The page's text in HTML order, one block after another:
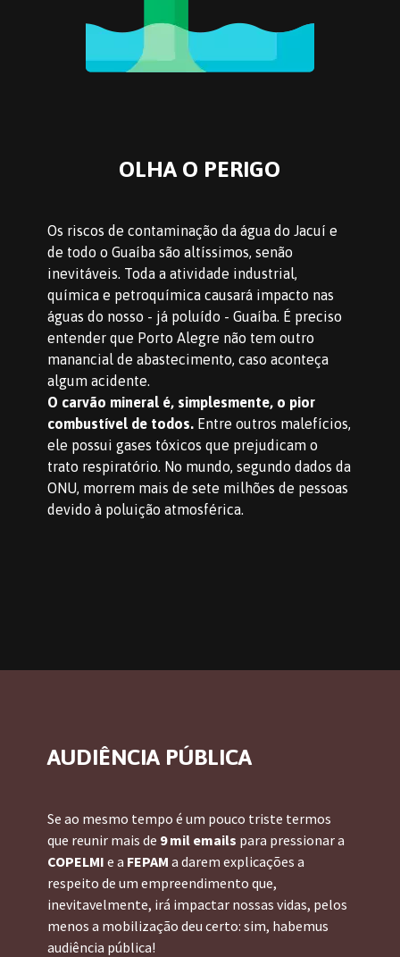
OLHA O PERIGO
Os riscos de contaminação da água do Jacuí e
de todo o Guaíba são altíssimos, senão
inevitáveis. Toda a atividade industrial,
química e petroquímica causará impacto nas
águas do nosso - já poluído - Guaíba. É preciso
entender que Porto Alegre não tem outro
manancial de abastecimento, caso aconteça
algum acidente.
O carvão mineral é, simplesmente, o pior
combustível de todos. Entre outros malefícios,
ele possui gases tóxicos que prejudicam o
trato respiratório. No mundo, segundo dados da
ONU, morrem mais de sete milhões de pessoas
devido à poluição atmosférica.
AUDIÊNCIA PÚBLICA
Se ao mesmo tempo é um pouco triste termos
que reunir mais de 9 mil emails
COPELMI e a FEPAM a darem explicações a
respeito de um empreendimento que,
inevitavelmente, irá impactar nossas vidas, pelos
menos a mobilização deu certo: sim, habemus
audiência pública!